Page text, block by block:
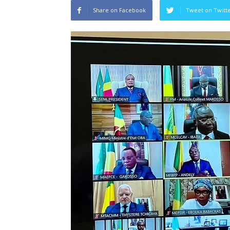
Share on Facebook Tweet on